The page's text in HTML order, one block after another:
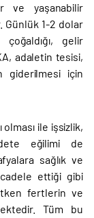
ve yaşanabilir
Günlük 1-2 dolar
gelir
adaletin tesisi,
giderilmesi için
ile işsizlik,
eğilimi de
sağlık ve
ettiği gibi
fertlerin ve
Tüm bu